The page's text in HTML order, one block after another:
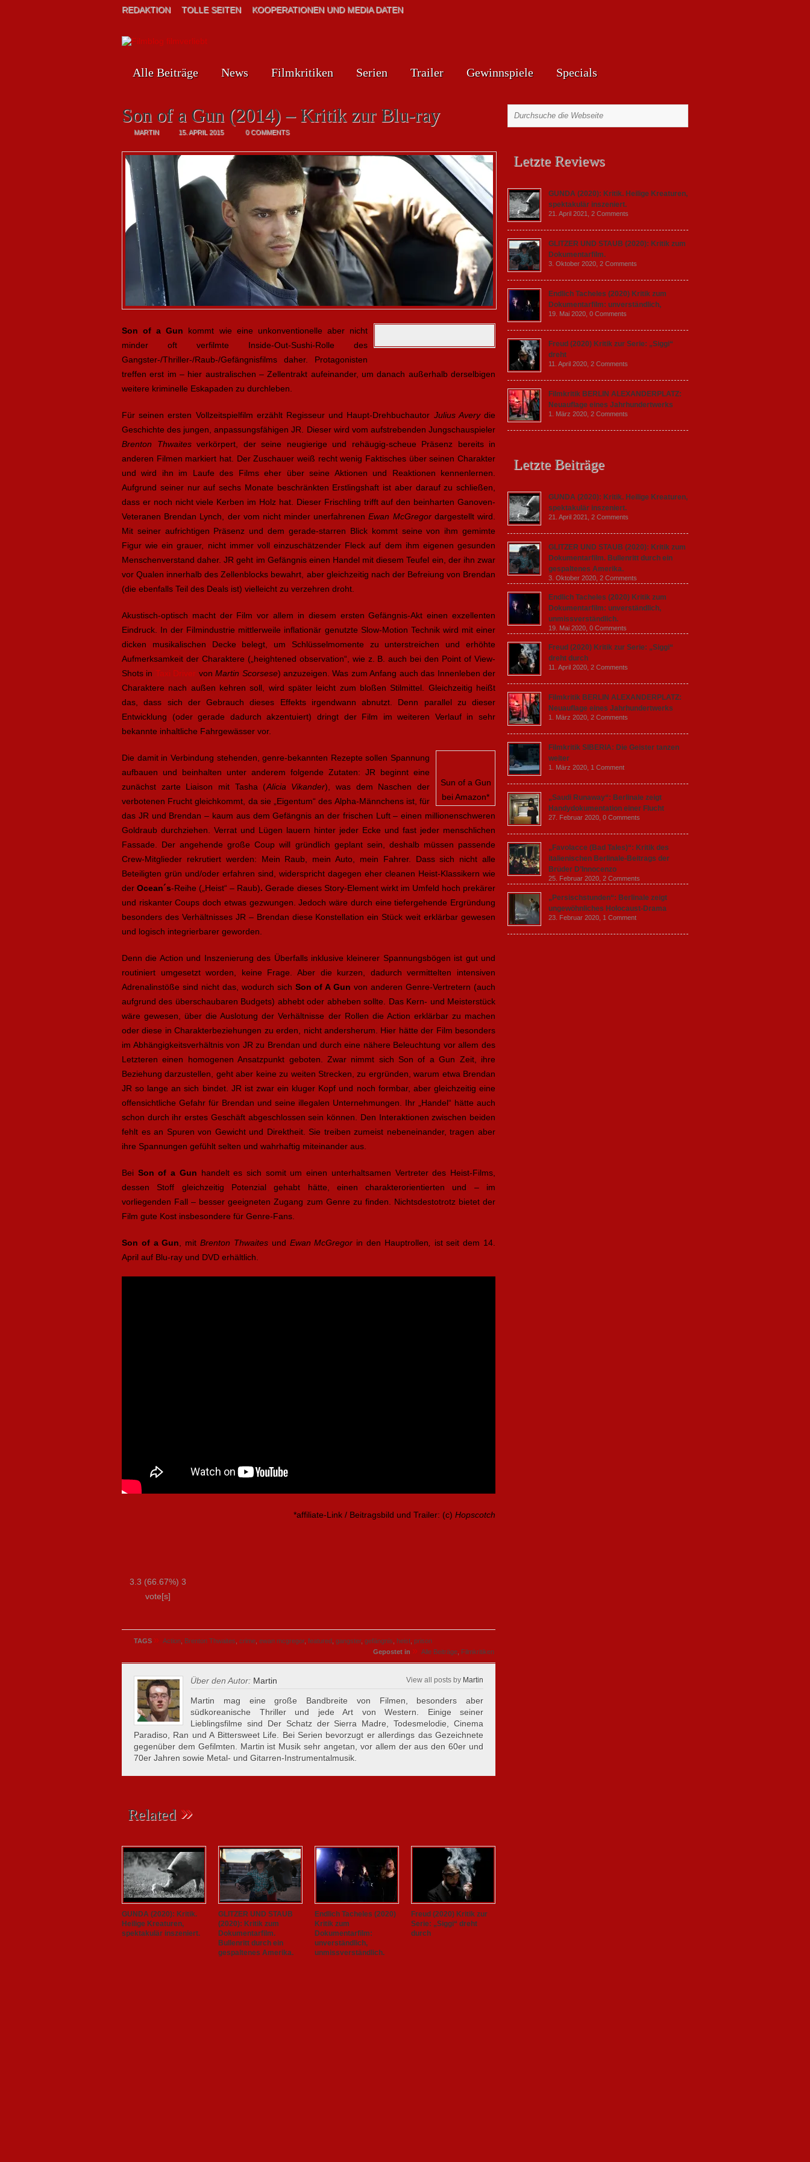
REDAKTION TOLLE SEITEN KOOPERATIONEN UND MEDIA DATEN
Alle Beiträge News Filmkritiken Serien Trailer Gewinnspiele Specials
Son of a Gun (2014) – Kritik zur Blu-ray
MARTIN 15. APRIL 2015 0 COMMENTS
Son of a Gun kommt wie eine unkonventionelle aber nicht
minder oft verfilmte Inside-Out-Sushi-Rolle des
Gangster-/Thriller-/Raub-/Gefängnisfilms daher. Protagonisten
treffen erst im – hier australischen – Zellentrakt aufeinander, um danach außerhalb derselbigen
weitere kriminelle Eskapaden zu durchleben.
Für seinen ersten Vollzeitspielfilm erzählt Regisseur und Haupt-Drehbuchautor Julius Averydie
Geschichte des jungen, anpassungsfähigen JR. Dieser wird vom aufstrebenden Jungschauspieler
Brenton Thwaitesverkörpert, der seine neugierige und rehäugig-scheue Präsenz bereits in
anderen Filmen markiert hat. Der Zuschauer weiß recht wenig Faktisches über seinen Charakter
und wird ihn im Laufe des Films eher über seine Aktionen und Reaktionen kennenlernen.
Aufgrund seiner nur auf sechs Monate beschränkten Erstlingshaft ist aber darauf zu schließen,
dass er noch nicht viele Kerben im Holz hat. Dieser Frischling trifft auf den beinharten Ganoven-
Veteranen Brendan Lynch, der vom nicht minder unerfahrenenEwan McGregordargestellt wird.
Mit seiner aufrichtigen Präsenz und dem gerade-starren Blick kommt seine von ihm gemimte
Figur wie ein grauer, nicht immer voll einzuschätzender Fleck auf dem ihm eigenen gesunden
Menschenverstand daher. JR geht im Gefängnis einen Handel mit diesem Teufel ein, der ihn zwar
vor Qualen innerhalb des Zellenblocks bewahrt, aber gleichzeitig nach der Befreiung von Brendan
(die ebenfalls Teil des Deals ist) vielleicht zu verzehren droht.
Akustisch-optisch macht der Film vor allem in diesem ersten Gefängnis-Akt einen exzellenten
Eindruck. In der Filmindustrie mittlerweile inflationär genutzte Slow-Motion Technik wird mit einer
dicken musikalischen Decke belegt, um Schlüsselmomente zu unterstreichen und erhöhte
Aufmerksamkeit der Charaktere („heightened observation“, wie z. B. auch bei den Point of View-
Shots in Taxi Driver vonMartin Scorsese) anzuzeigen. Was zum Anfang auch das Innenleben der
Charaktere nach außen kehren soll, wird später leicht zum bloßen Stilmittel. Gleichzeitig heißt
das, dass sich der Gebrauch dieses Effekts irgendwann abnutzt. Denn parallel zu dieser
Entwicklung (oder gerade dadurch akzentuiert) dringt der Film im weiteren Verlauf in sehr
bekannte inhaltliche Fahrgewässer vor.
Sun of a Gun
bei Amazon*
Die damit in Verbindung stehenden, genre-bekannten Rezepte sollen Spannung
aufbauen und beinhalten unter anderem folgende Zutaten: JR beginnt eine
zunächst zarte Liaison mit Tasha (Alicia Vikander), was dem Naschen der
verbotenen Frucht gleichkommt, da sie „Eigentum“ des Alpha-Männchens ist, für
das JR und Brendan – kaum aus dem Gefängnis an der frischen Luft – einen millionenschweren
Goldraub durchziehen. Verrat und Lügen lauern hinter jeder Ecke und fast jeder menschlichen
Fassade. Der angehende große Coup will gründlich geplant sein, deshalb müssen passende
Crew-Mitglieder rekrutiert werden: Mein Raub, mein Auto, mein Fahrer. Dass sich nicht alle
Beteiligten grün und/oder erfahren sind, widerspricht dagegen eher cleanen Heist-Klassikern wie
derOcean´s-Reihe („Heist“ – Raub).Gerade dieses Story-Element wirkt im Umfeld hoch prekärer
und riskanter Coups doch etwas gezwungen. Jedoch wäre durch eine tiefergehende Ergründung
besonders des Verhältnisses JR – Brendan diese Konstellation ein Stück weit erklärbar gewesen
und logisch integrierbarer geworden.
Denn die Action und Inszenierung des Überfalls inklusive kleinerer Spannungsbögen ist gut und
routiniert umgesetzt worden, keine Frage. Aber die kurzen, dadurch vermittelten intensiven
Adrenalinstöße sind nicht das, wodurch sich Son of A Gun von anderen Genre-Vertretern (auch
aufgrund des überschaubaren Budgets) abhebt oder abheben sollte. Das Kern- und Meisterstück
wäre gewesen, über die Auslotung der Verhältnisse der Rollen die Action erklärbar zu machen
oder diese in Charakterbeziehungen zu erden, nicht andersherum. Hier hätte der Film besonders
im Abhängigkeitsverhältnis von JR zu Brendan und durch eine nähere Beleuchtung vor allem des
Letzteren einen homogenen Ansatzpunkt geboten. Zwar nimmt sich Son of a Gun Zeit, ihre
Beziehung darzustellen, geht aber keine zu weiten Strecken, zu ergründen, warum etwa Brendan
JR so lange an sich bindet. JR ist zwar ein kluger Kopf und noch formbar, aber gleichzeitig eine
offensichtliche Gefahr für Brendan und seine illegalen Unternehmungen. Ihr „Handel“ hätte auch
schon durch ihr erstes Geschäft abgeschlossen sein können. Den Interaktionen zwischen beiden
fehlt es an Spuren von Gewicht und Direktheit. Sie treiben zumeist nebeneinander, tragen aber
ihre Spannungen gefühlt selten und wahrhaftig miteinander aus.
Bei Son of a Gun handelt es sich somit um einen unterhaltsamen Vertreter des Heist-Films,
dessen Stoff gleichzeitig Potenzial gehabt hätte, einen charakterorientierten und – im
vorliegenden Fall – besser geeigneten Zugang zum Genre zu finden. Nichtsdestotrotz bietet der
Film gute Kost insbesondere für Genre-Fans.
Son of a Gun , mitBrenton Thwaites und Ewan McGregor in den Hauptrollen
ist seit dem 14.
April auf Blu-ray und DVD erhältlich.
*affiliate-Link / Beitragsbild und Trailer: (c) Hopscotch
3.3 (66.67%) 3
vote[s]
TAGS » Action Brenton Thwaites crime ewan mcgregor, featured gangster, gefängnis heist prison
Gepostet in » Alle Beiträge Filmkritiken
Über den Autor: Martin View all posts by Martin
Martin mag eine große Bandbreite von Filmen, besonders aber
südkoreanische Thriller und jede Art von Western. Einige seiner
Lieblingsfilme sind Der Schatz der Sierra Madre, Todesmelodie, Cinema
Paradiso, Ran und A Bittersweet Life. Bei Serien bevorzugt er allerdings das Gezeichnete
gegenüber dem Gefilmten. Martin ist Musik sehr angetan, vor allem der aus den 60er und
70er Jahren sowie Metal- und Gitarren-Instrumentalmusik.
Related »
GUNDA (2020): Kritik.
Heilige Kreaturen,
spektakulär inszeniert.
GLITZER UND STAUB
(2020): Kritik zum
Dokumentarfilm.
Bullenritt durch ein
gespaltenes Amerika.
Endlich Tacheles (2020)
Kritik zum
Dokumentarfilm:
unverständlich,
unmissverständlich.
Freud (2020) Kritik zur
Serie: „Siggi“ dreht
durch
Letzte Reviews
GUNDA (2020): Kritik. Heilige Kreaturen,
spektakulär inszeniert.
21. April 2021, 2 Comments
GLITZER UND STAUB (2020): Kritik zum
Dokumentarfilm.
3. Oktober 2020, 2 Comments
Endlich Tacheles (2020) Kritik zum
Dokumentarfilm: unverständlich,
19. Mai 2020, 0 Comments
Freud (2020) Kritik zur Serie: „Siggi“
dreht
11. April 2020, 2 Comments
Filmkritik BERLIN ALEXANDERPLATZ:
Neuauflage eines Jahrhundertwerks
1. März 2020, 2 Comments
Letzte Beiträge
GUNDA (2020): Kritik. Heilige Kreaturen,
spektakulär inszeniert.
21. April 2021, 2 Comments
GLITZER UND STAUB (2020): Kritik zum
Dokumentarfilm. Bullenritt durch ein
gespaltenes Amerika.
3. Oktober 2020, 2 Comments
Endlich Tacheles (2020) Kritik zum
Dokumentarfilm: unverständlich,
unmissverständlich.
19. Mai 2020, 0 Comments
Freud (2020) Kritik zur Serie: „Siggi“
dreht durch
11. April 2020, 2 Comments
Filmkritik BERLIN ALEXANDERPLATZ:
Neuauflage eines Jahrhundertwerks
1. März 2020, 2 Comments
Filmkritik SIBERIA: Die Geister tanzen
weiter
1. März 2020, 1 Comment
„Saudi Runaway“: Berlinale zeigt
Handydokumentation einer Flucht
27. Februar 2020, 0 Comments
„Favolacce (Bad Tales)“: Kritik des
italienischen Berlinale-Beitrags der
Brüder D’Innocenzo
25. Februar 2020, 2 Comments
„Persischstunden“: Berlinale zeigt
ungewöhnliches Holocaust-Drama
23. Februar 2020, 1 Comment